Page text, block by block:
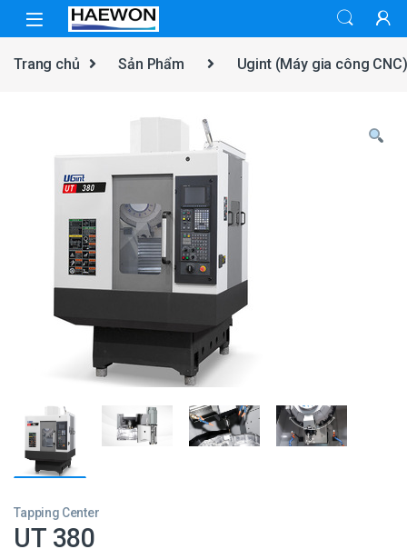
Skip to navigation
Skip to content
Trang chủ Sản Phẩm Ugint (Máy gia công CNC)
Tapping Center
UT 380